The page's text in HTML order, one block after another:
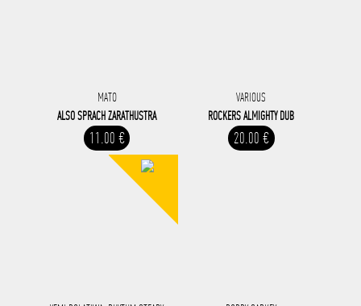
MATO
ALSO SPRACH ZARATHUSTRA
11.00 €
VARIOUS
ROCKERS ALMIGHTY DUB
20.00 €